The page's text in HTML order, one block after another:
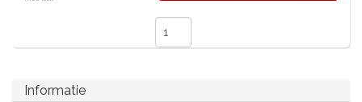
Informatie